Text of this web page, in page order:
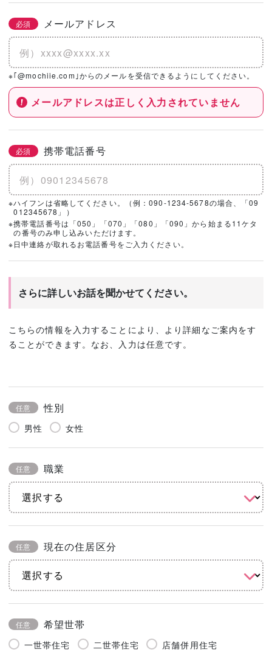
必須 メールアドレス
※｢@mochiie.com｣からのメールを受信できるようにしてください。
メールアドレスは正しく入力されていません
必須 携帯電話番号
※ハイフンは省略してください。（例：090-1234-5678の場合、「09
012345678」）
※携帯電話番号は「050」「070」「080」「090」から始まる11ケタ
の番号のみ申し込みいただけます。
※日中連絡が取れるお電話番号をご入力ください。
さらに詳しいお話を聞かせてください。
こちらの情報を入力することにより、より詳細なご案内をす
ることができます。なお、入力は任意です。
任意 性別
男性 女性
任意 職業
任意 現在の住居区分
任意 希望世帯
一世帯住宅 二世帯住宅 店舗併用住宅